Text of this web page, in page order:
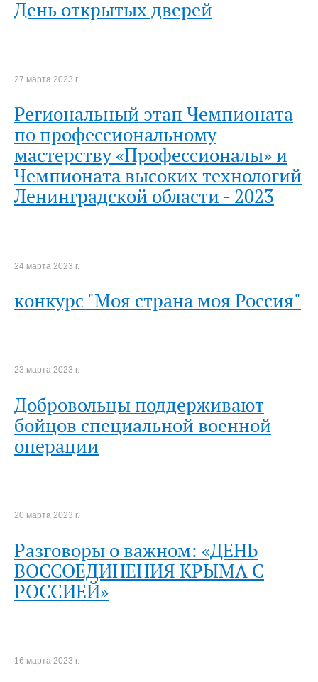
День открытых дверей
27 марта 2023 г.
Региональный этап Чемпионата
по профессиональному
мастерству «Профессионалы» и
Чемпионата высоких технологий
Ленинградской области - 2023
24 марта 2023 г.
конкурс "Моя страна моя Россия"
23 марта 2023 г.
Добровольцы поддерживают
бойцов специальной военной
операции
20 марта 2023 г.
Разговоры о важном: «ДЕНЬ
ВОССОЕДИНЕНИЯ КРЫМА С
РОССИЕЙ»
16 марта 2023 г.